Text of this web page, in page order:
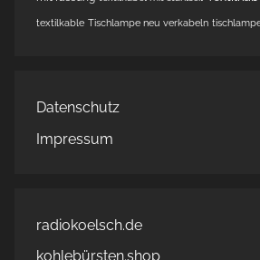
textilkable Tischlampe neu verkabeln
Datenschutz
Impressum
radiokoelsch.de
kohlebürsten.shop